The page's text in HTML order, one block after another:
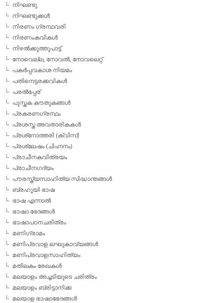
നിഘണ്ടു
നിഘണ്ടുക്കള്‍
നിരണം ഗ്രന്ഥവരി
നിരണംകവികള്‍
നിഴല്‍ക്കുത്തുപാട്ട്
നോവെല്ല, നോവല്‍, നോവലെറ്റ്
പകര്‍പ്പവകാശ നിയമം
പതിനെട്ടരക്കവികള്‍
പരല്‍പ്പേര്
പുസ്തക കൗതുകങ്ങള്‍
പ്രകരണഗ്രന്ഥം
പ്രശസ്ത അവതാരികകള്‍
പ്രശ്‌നോത്തരി (ക്വിസ്)
പ്രശ്ലേഷം (ചിഹ്നനം)
പ്രാചീനകവിത്രയം
പ്രാചീനഗദ്യം
പൗരസ്ത്യസാഹിത്യ സിദ്ധാന്തങ്ങള്‍
ബ്രഹൂയി ഭാഷ
ഭാഷ എന്നാല്‍
ഭാഷാ ഭേദങ്ങള്‍
ഭാഷാപഠനചരിത്രം
മണിഗ്രാമം
മണിപ്രവാള ലഘുകാവ്യങ്ങള്‍
മണിപ്രവാളസാഹിത്യം
മതിലകം രേഖകള്‍
മലയാളം അച്ചടിയുടെ ചരിത്രം
മലയാളം ബ്രിട്ടാനിക്ക
മലയാള ഭാഷാഭേദങ്ങള്‍